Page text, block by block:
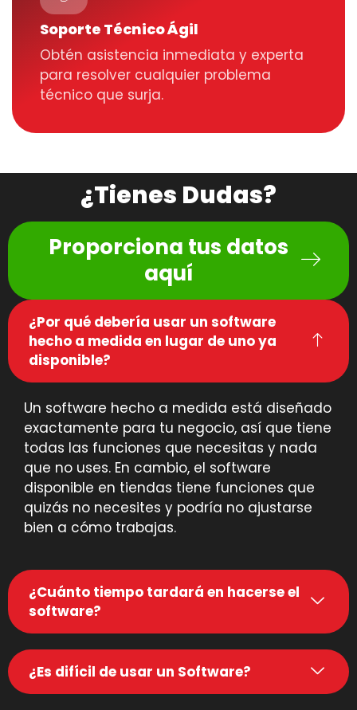
Soporte Técnico Ágil
Obtén asistencia inmediata y experta
para resolver cualquier problema
técnico que surja.
¿Tienes Dudas?
Proporciona tus datos
aquí
¿Por qué debería usar un software
hecho a medida en lugar de uno ya
disponible?
Un software hecho a medida está diseñado
exactamente para tu negocio, así que tiene
todas las funciones que necesitas y nada
que no uses. En cambio, el software
disponible en tiendas tiene funciones que
quizás no necesites y podría no ajustarse
bien a cómo trabajas.
¿Cuánto tiempo tardará en hacerse el
software?
¿Es difícil de usar un Software?